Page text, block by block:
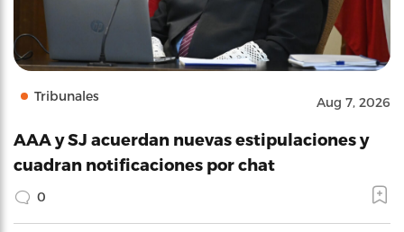
Tribunales Aug 7, 2026
AAA y SJ acuerdan nuevas estipulaciones y
cuadran notificaciones por chat
0